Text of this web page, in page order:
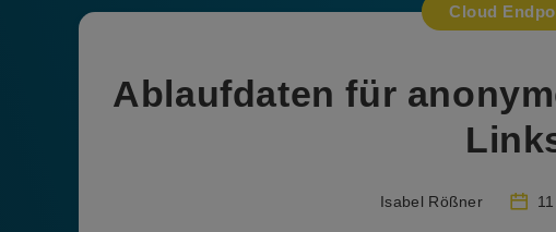
Cloud
Ablaufdaten für
Isabel Rößner